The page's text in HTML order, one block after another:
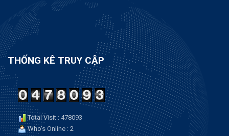
THỐNG KÊ TRUY CẬP
Total Visit : 478093
Who's Online : 2